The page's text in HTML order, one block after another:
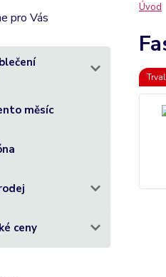
pro Vás
měsíc
ceny
Úvod